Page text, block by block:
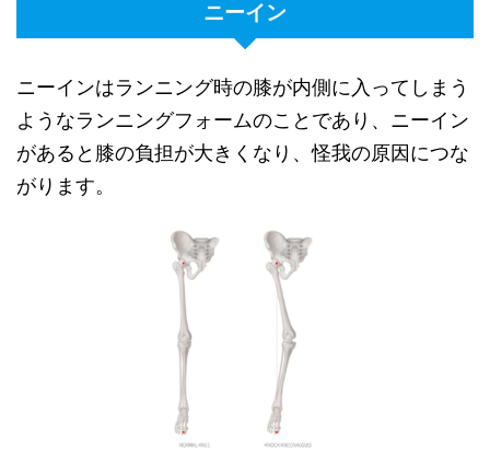
ニーイン
ニーインはランニング時の膝が内側に入ってしまう
ようなランニングフォームのことであり、ニーイン
があると膝の負担が大きくなり、怪我の原因につな
がります。